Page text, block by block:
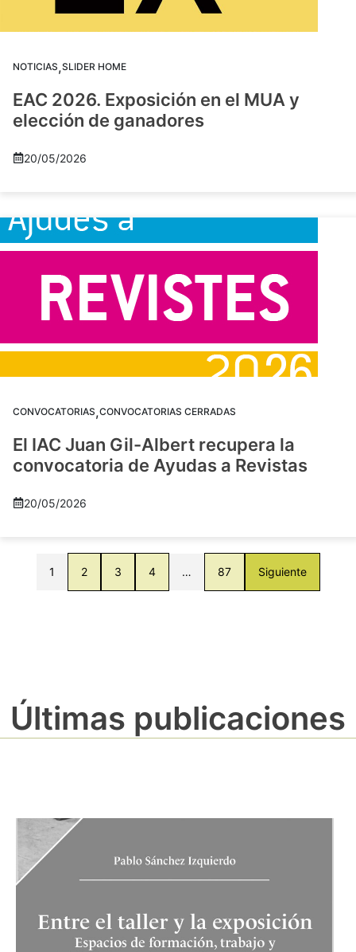
NOTICIAS,SLIDER HOME
EAC 2026. Exposición en el MUA y
elección de ganadores
20/05/2026
CONVOCATORIAS,CONVOCATORIAS CERRADAS
El IAC Juan Gil-Albert recupera la
convocatoria de Ayudas a Revistas
20/05/2026
1 2 3 4 … 87 Siguiente
Últimas publicaciones